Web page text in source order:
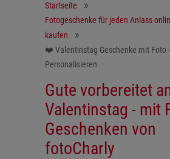
Startseite
Fotogeschenke für jeden Anlass
kaufen
❤️ Valentinstag Geschenke mit Foto
Personalisieren
Gute vorbereitet
Valentinstag - mit
Geschenken von
fotoCharly